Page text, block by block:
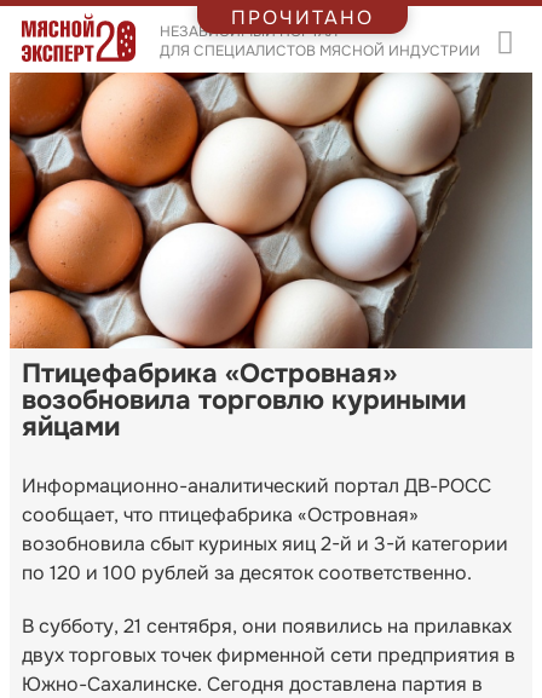
НЕЗАВИСИМЫЙ ПОРТАЛ
ДЛЯ СПЕЦИАЛИСТОВ МЯСНОЙ ИНДУСТРИИ
Птицефабрика «Островная»
возобновила торговлю куриными
яйцами
Информационно-аналитический портал ДВ-РОСС
сообщает, что птицефабрика «Островная»
возобновила сбыт куриных яиц 2-й и 3-й категории
по 120 и 100 рублей за десяток соответственно.
В субботу, 21 сентября, они появились на прилавках
двух торговых точек фирменной сети предприятия в
Южно-Сахалинске. Сегодня доставлена партия в
ПРОЧИТАНО